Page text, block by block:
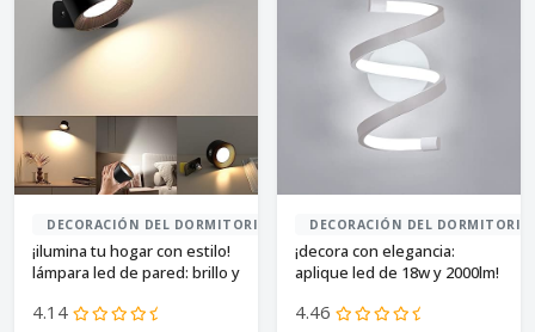
DECORACIÓN DEL DORMITORIO
¡ilumina tu hogar con estilo!
lámpara led de pared: brillo y
4.14
DECORACIÓN DEL DORMITORIO
¡decora con elegancia:
aplique led de 18w y 2000lm!
4.46